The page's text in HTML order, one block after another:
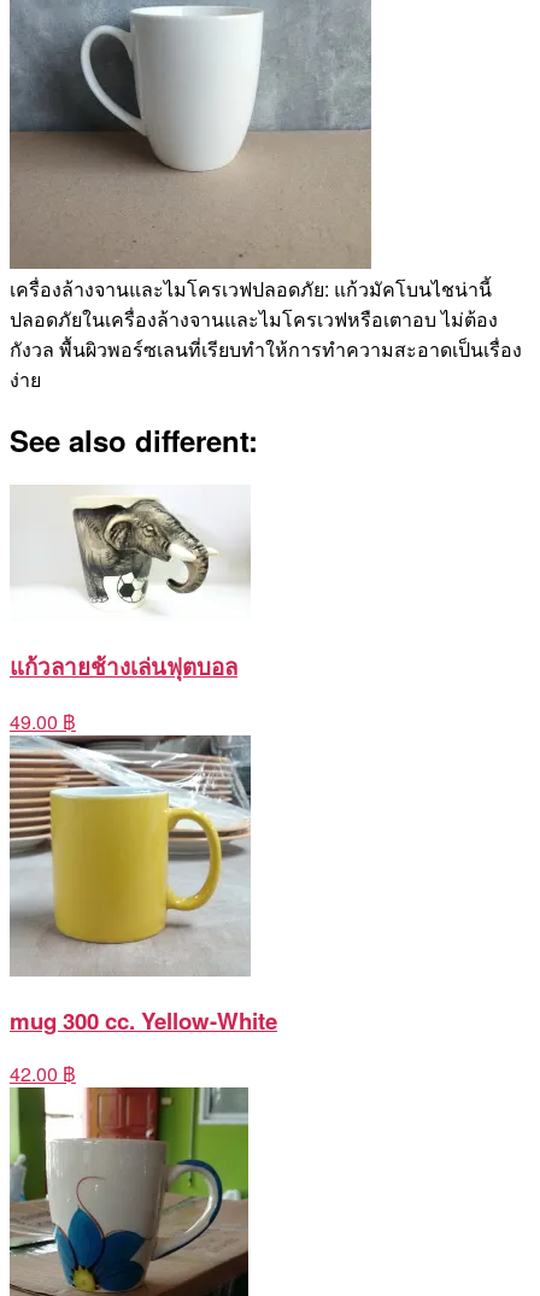
เครื่องล้างจานและไมโครเวฟปลอดภัย: แก้วมัคโบนไชน่านี้
ปลอดภัยในเครื่องล้างจานและไมโครเวฟหรือเตาอบ ไม่ต้อง
กังวล พื้นผิวพอร์ซเลนที่เรียบทำให้การทำความสะอาดเป็นเรื่อง
ง่าย
See also different:
แก้วลายช้างเล่นฟุตบอล
49.00 ฿
mug 300 cc. Yellow-White
42.00 ฿